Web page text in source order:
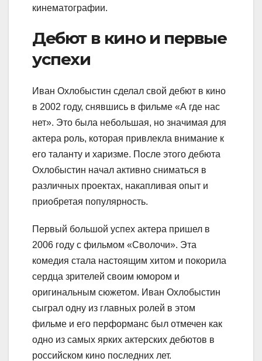
кинематографии.
Дебют в кино и первые
успехи
Иван Охлобыстин сделал свой дебют в кино
в 2002 году, снявшись в фильме «А где нас
нет». Это была небольшая, но значимая для
актера роль, которая привлекла внимание к
его таланту и харизме. После этого дебюта
Охлобыстин начал активно сниматься в
различных проектах, накапливая опыт и
приобретая популярность.
Первый большой успех актера пришел в
2006 году с фильмом «Сволочи». Эта
комедия стала настоящим хитом и покорила
сердца зрителей своим юмором и
оригинальным сюжетом. Иван Охлобыстин
сыграл одну из главных ролей в этом
фильме и его перформанс был отмечен как
одно из самых ярких актерских дебютов в
российском кино последних лет.